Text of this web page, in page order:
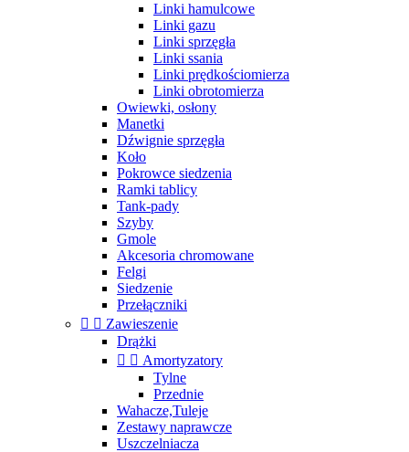
Linki hamulcowe
Linki gazu
Linki sprzęgła
Linki ssania
Linki prędkościomierza
Linki obrotomierza
Owiewki, osłony
Manetki
Dźwignie sprzęgła
Koło
Pokrowce siedzenia
Ramki tablicy
Tank-pady
Szyby
Gmole
Akcesoria chromowane
Felgi
Siedzenie
Przełączniki
  Zawieszenie
Drążki
  Amortyzatory
Tylne
Przednie
Wahacze,Tuleje
Zestawy naprawcze
Uszczelniacza